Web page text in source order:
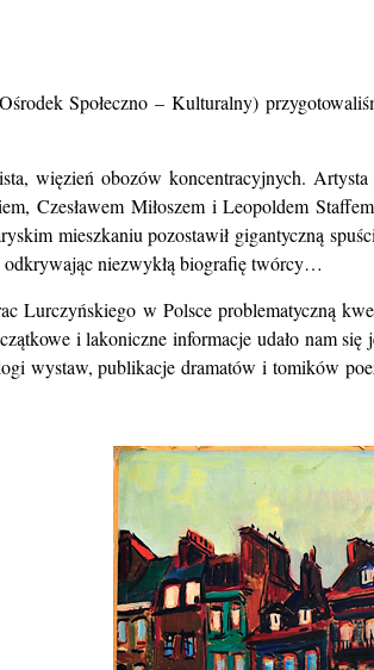
Społeczno – Kulturalny)
więzieńobozów koncentracyjnych.
Czesławem Miłoszem i Leopoldem
mieszkaniupozostawił gigantyczną
niezwykłą biografię twórcy…
Lurczyńskiego w Polsce problematyczną
i lakoniczneinformacje udało nam
wystaw, publikacje dramatów i tomików